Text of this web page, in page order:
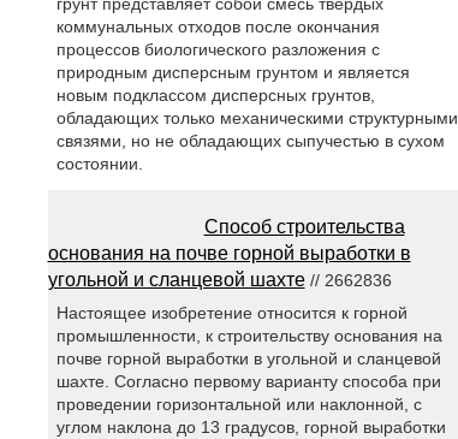
коммунальных отходов после окончания
процессов биологического разложения с
природным дисперсным грунтом и является
новым подклассом дисперсных грунтов,
обладающих только механическими структурными
связями, но не обладающих сыпучестью в сухом
состоянии.
Способ строительства
основания на почве горной выработки в
угольной и сланцевой шахте// 2662836
Настоящее изобретение относится к горной
промышленности, к строительству основания на
почве горной выработки в угольной и сланцевой
шахте. Согласно первому варианту способа при
проведении горизонтальной или наклонной, с
углом наклона до 13 градусов, горной выработки